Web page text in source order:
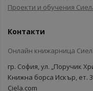
Проекти и обучения
Контакти
Онлайн книжарница
гр. София, ул. „Поручик
Книжна борса Искър, ет.
Ciela.com